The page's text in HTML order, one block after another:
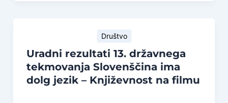
Društvo
Uradni rezultati 13. državnega
tekmovanja Slovenščina ima
dolg jezik – Književnost na filmu